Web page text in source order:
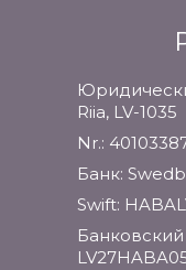
Riia, LV-1035
Nr.:
Банк:
Swift:
Банковский